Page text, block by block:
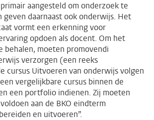
aangesteld om onderzoek te
geven daarnaast ook onderwijs. Het
vormt een erkenning voor
opdoen als docent. Om het
moeten promovendi
verzorgen (een reeks
cursus Uitvoeren van onderwijs volgen
vergelijkbare cursus binnen de
een portfolio indienen. Zij moeten
aan de BKO eindterm
en uitvoeren”.